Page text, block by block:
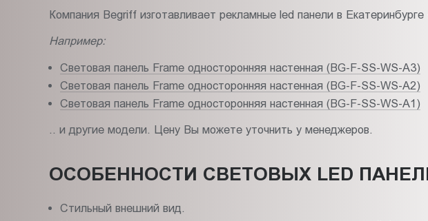
Компания Begriff изготавливает рекламные led панели в Екатеринбурге
Например:
Световая панель Frame односторонняя настенная (BG-F-SS-WS-A3)
Световая панель Frame односторонняя настенная (BG-F-SS-WS-A2)
Световая панель Frame односторонняя настенная (BG-F-SS-WS-A1)
.. и другие модели. Цену Вы можете уточнить у менеджеров.
ОСОБЕННОСТИ СВЕТОВЫХ LED
Стильный внешний вид.